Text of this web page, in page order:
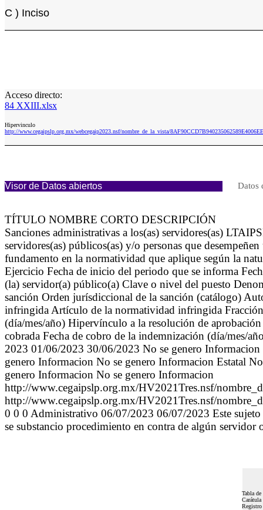
C ) Inciso
Acceso directo:
84 XXIII.xlsx
Hipervinculo
http://www.cegaipslp.org.mx/webcegaip2023.nsf/nombre_de_la_vista/
Visor de Datos abiertos Datos
TÍTULO NOMBRE CORTO DESCRIPCIÓN
Sanciones administrativas a los(as) servidores(as)
servidores(as) públicos(as) y/o personas que
fundamento en la normatividad que aplique según la
Ejercicio Fecha de inicio del periodo que se informa
(la) servidor(a) público(a) Clave o nivel del puesto
sanción Orden jurísdiccional de la sanción (catálogo)
infringida Artículo de la normatividad infringida
(día/mes/año) Hipervínculo a la resolución de
cobrada Fecha de cobro de la indemnización (día/mes/
2023 01/06/2023 30/06/2023 No se genero
genero Informacion No se genero Informacion Estatal
genero Informacion No se genero Informacion
http://www.cegaipslp.org.mx/HV2021Tres.nsf/
http://www.cegaipslp.org.mx/HV2021Tres.nsf/
0 0 0 Administrativo 06/07/2023 06/07/2023 Este sujeto
se substancio procedimiento en contra de algún
Tabla
Registro